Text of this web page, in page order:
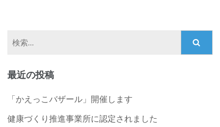
最近の投稿
「かえっこバザール」開催します
健康づくり推進事業所に認定されました